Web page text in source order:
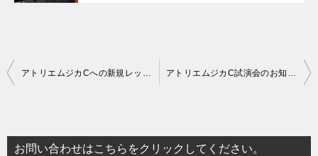
投
ビ
アトリエムジカCへの新規レッスンお申し込みについて アトリエムジカC試演会のお知らせ
お問い合わせはこちらをクリックしてください。